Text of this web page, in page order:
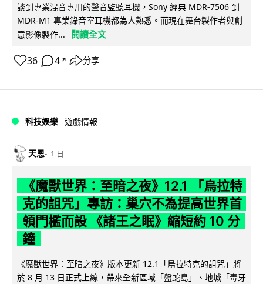
談到專業混音專用的聲音監聽耳機，Sony 經典 MDR-7506 到
MDR-M1 專業錄音室耳機都為人熟悉。而現在舞台製作者與創
意影像製作...
閱讀全文
36 4 ↗ 分享
科技娛樂 遊戲情報
天恩 1 日
《魔獸世界：至暗之夜》12.1 「烏拉特
克的詛咒」專訪：巢穴不為提高世界首
領門檻而設 《諸王之眠》縮短約 10 分
鐘
《魔獸世界：至暗之夜》版本更新 12.1「烏拉特克的詛咒」將
於 8 月 13 日正式上線，帶來全新區域「盤蛇島」、地城「毒牙